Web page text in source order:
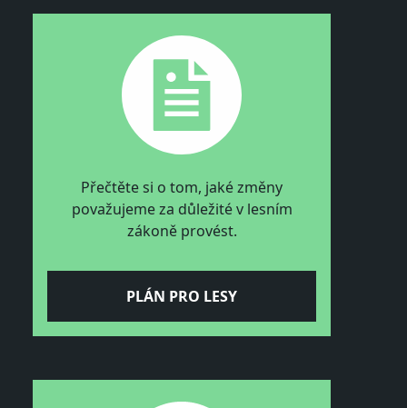
Přečtěte si o tom, jaké změny
považujeme za důležité v lesním
zákoně provést.
PLÁN PRO LESY